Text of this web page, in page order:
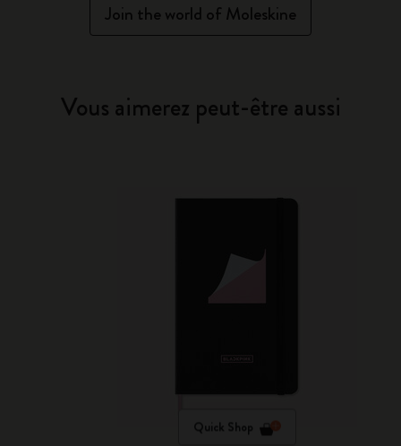
Join the world of Moleskine
Vous aimerez peut-être aussi
Quick Shop